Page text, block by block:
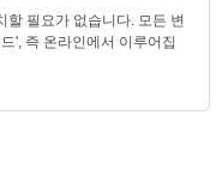
할 필요가 없습니다. 모든 변
', 즉 온라인에서 이루어집